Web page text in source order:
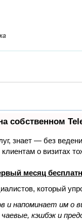
собственном
знает — без
клиентам о
месяц
который
и напоминает им о
кэшбэк и